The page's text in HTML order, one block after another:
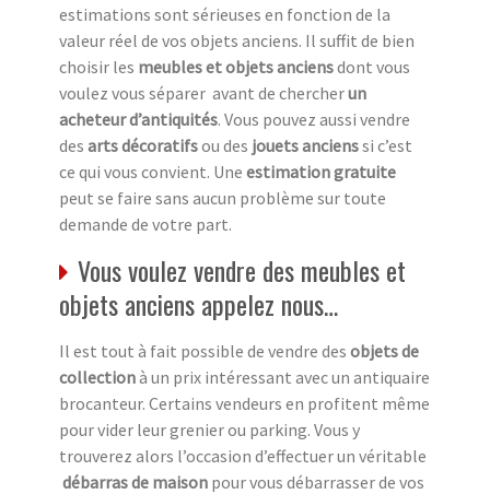
estimations sont sérieuses en fonction de la
valeur réel de vos objets anciens. Il suffit de bien
choisir les meubles et objets anciensdont vous
voulez vous séparer avant de chercherun
acheteur d’antiquités. Vous pouvez aussi vendre
des arts décoratifsou des jouets ancienssi c’est
ce qui vous convient. Une estimation gratuite
peut se faire sans aucun problème sur toute
demande de votre part.
Vous voulez vendre des meubles et
objets anciens appelez nous…
Il est tout à fait possible de vendre des objets de
collectionà un prix intéressant avec un antiquaire
brocanteur. Certains vendeurs en profitent même
pour vider leur grenier ou parking. Vous y
trouverez alors l’occasion d’effectuer un véritable
débarras de maison pour vous débarrasser de vos